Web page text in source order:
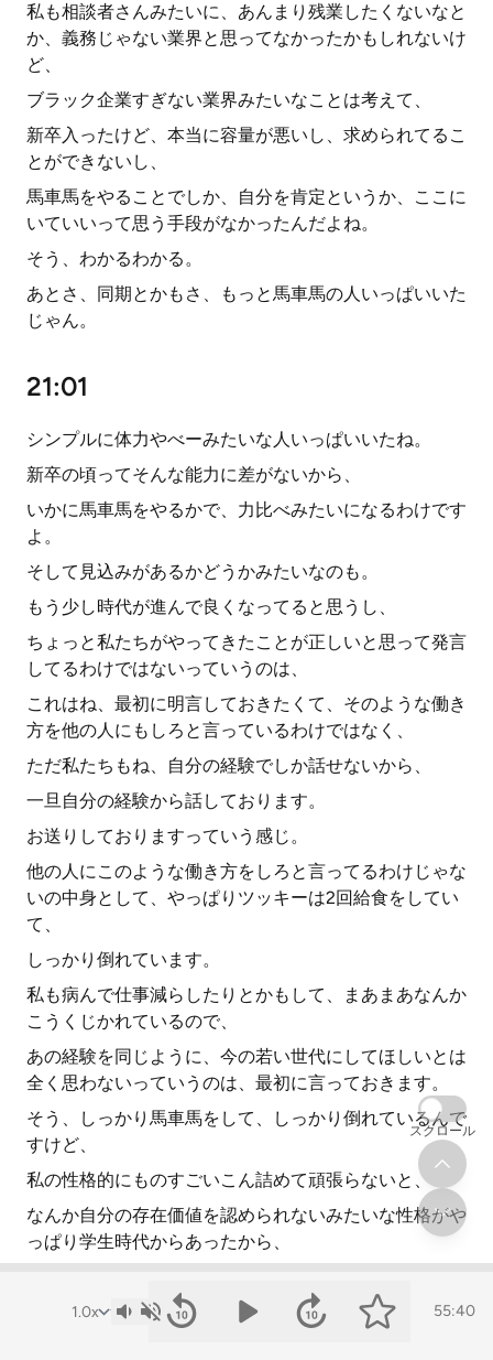
私も相談者さんみたいに、あんまり残業したくないなと
か、義務じゃない業界と思ってなかったかもしれないけ
ど、
ブラック企業すぎない業界みたいなことは考えて、
新卒入ったけど、本当に容量が悪いし、求められてるこ
とができないし、
馬車馬をやることでしか、自分を肯定というか、ここに
いていいって思う手段がなかったんだよね。
そう、わかるわかる。
あとさ、同期とかもさ、もっと馬車馬の人いっぱいいた
じゃん。
21:01
シンプルに体力やべーみたいな人いっぱいいたね。
新卒の頃ってそんな能力に差がないから、
いかに馬車馬をやるかで、力比べみたいになるわけです
よ。
そして見込みがあるかどうかみたいなのも。
もう少し時代が進んで良くなってると思うし、
ちょっと私たちがやってきたことが正しいと思って発言
してるわけではないっていうのは、
これはね、最初に明言しておきたくて、そのような働き
方を他の人にもしろと言っているわけではなく、
ただ私たちもね、自分の経験でしか話せないから、
一旦自分の経験から話しております。
お送りしておりますっていう感じ。
他の人にこのような働き方をしろと言ってるわけじゃな
いの中身として、やっぱりツッキーは2回給食をしてい
て、
しっかり倒れています。
私も病んで仕事減らしたりとかもして、まあまあなんか
こうくじかれているので、
あの経験を同じように、今の若い世代にしてほしいとは
全く思わないっていうのは、最初に言っておきます。
そう、しっかり馬車馬をして、しっかり倒れているんで
すけど、
私の性格的にものすごいこん詰めて頑張らないと、
なんか自分の存在価値を認められないみたいな性格がや
っぱり学生時代からあったから、
になんか無駄に貸してるみたいなのがあったんですよ。
55:40
スクロール